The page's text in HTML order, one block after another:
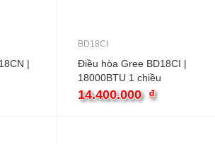
|
BD18CI
Điều hòa Gree BD18CI |
18000BTU 1 chiều
inverter
14.400.000 ₫